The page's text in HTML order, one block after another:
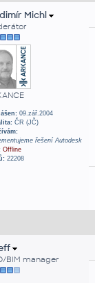
Michl
09.zář.2004
ČR (JČ)
řešení Autodesk
Offline
22208
BIM manager